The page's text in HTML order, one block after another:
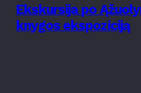
Ekskursija po
knygos ekspoziciją